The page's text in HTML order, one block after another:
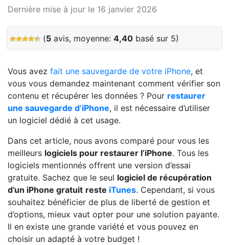
Dernière mise à jour le 16 janvier 2026
(5 avis, moyenne:4,40 basé sur 5)
Vous avez fait une sauvegarde de votre iPhone, et
vous vous demandez maintenant comment vérifier son
contenu et récupérer les données ? Pour restaurer
une sauvegarde d’iPhone, il est nécessaire d’utiliser
un logiciel dédié à cet usage.
Dans cet article, nous avons comparé pour vous les
meilleurs logiciels pour restaurer l’iPhone. Tous les
logiciels mentionnés offrent une version d’essai
gratuite. Sachez que le seul logiciel de récupération
d’un iPhone gratuit reste iTunes. Cependant, si vous
souhaitez bénéficier de plus de liberté de gestion et
d’options, mieux vaut opter pour une solution payante.
Il en existe une grande variété et vous pouvez en
choisir un adapté à votre budget !